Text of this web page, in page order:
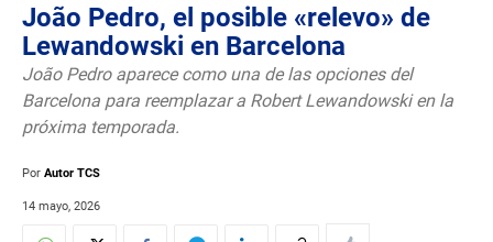
João Pedro, el posible «relevo» de
Lewandowski en Barcelona
João Pedro aparece como una de las opciones del
Barcelona para reemplazar a Robert Lewandowski en la
próxima temporada.
Por Autor TCS
14 mayo, 2026